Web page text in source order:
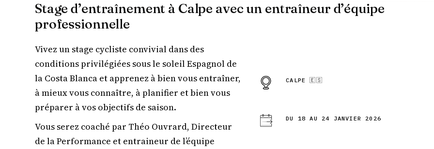
Stage d’entraînement à Calpe avec un entraîneur d’équipe
professionnelle
Vivez un stage cycliste convivial dans des
conditions privilégiées sous le soleil Espagnol de
la Costa Blanca et apprenez à bien vous entraîner,
à mieux vous connaître, à planifier et bien vous
préparer à vos objectifs de saison.
Vous serez coaché par Théo Ouvrard, Directeur
de la Performance et entraineur de l’équipe
CALPE 🇪🇸
DU 18 AU 24 JANVIER 2026
Ludovic, qui est
qu’efficace.